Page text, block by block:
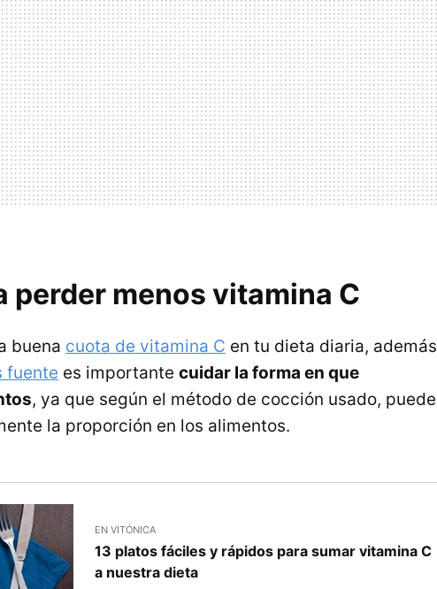
perder menos vitamina C
buena cuota de vitamina C en tu dieta diaria, además
fuente es importante cuidar la forma en que
, ya que según el método de cocción usado, puede
la proporción en los alimentos.
EN VITÓNICA
13 platos fáciles y rápidos para sumar vitamina C
a nuestra dieta